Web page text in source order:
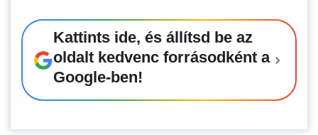
Kattints ide, és állítsd be az
oldalt kedvenc forrásodként a
Google-ben!